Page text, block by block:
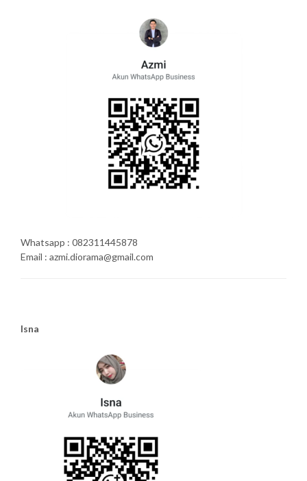
Whatsapp : 082311445878
Email : azmi.diorama@gmail.com
Isna